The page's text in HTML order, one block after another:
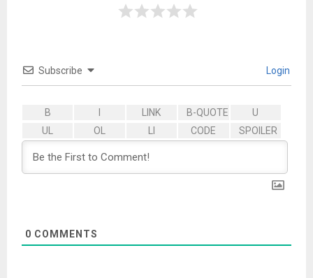
Subscribe Login
0 COMMENTS